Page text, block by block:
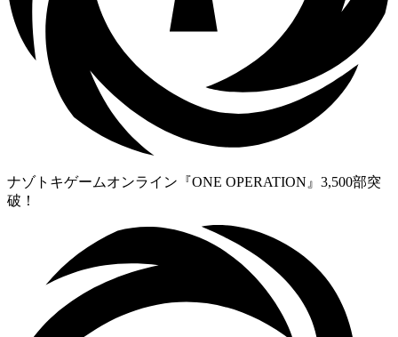
ナゾトキゲームオンライン『ONE OPERATION』3,500部突
破！